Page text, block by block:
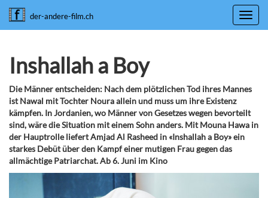
der-andere-film.ch
Inshallah a Boy
Die Männer entscheiden: Nach dem plötzlichen Tod ihres Mannes
ist Nawal mit Tochter Noura allein und muss um ihre Existenz
kämpfen. In Jordanien, wo Männer von Gesetzes wegen bevorteilt
sind, wäre die Situation mit einem Sohn anders. Mit Mouna Hawa in
der Hauptrolle liefert Amjad Al Rasheed in «Inshallah a Boy» ein
starkes Debüt über den Kampf einer mutigen Frau gegen das
allmächtige Patriarchat. Ab 6. Juni im Kino